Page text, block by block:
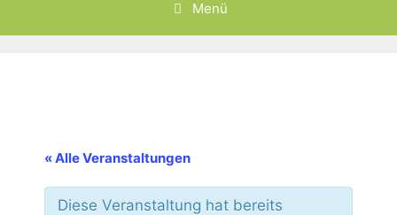
Menü
« Alle Veranstaltungen
Diese Veranstaltung hat bereits